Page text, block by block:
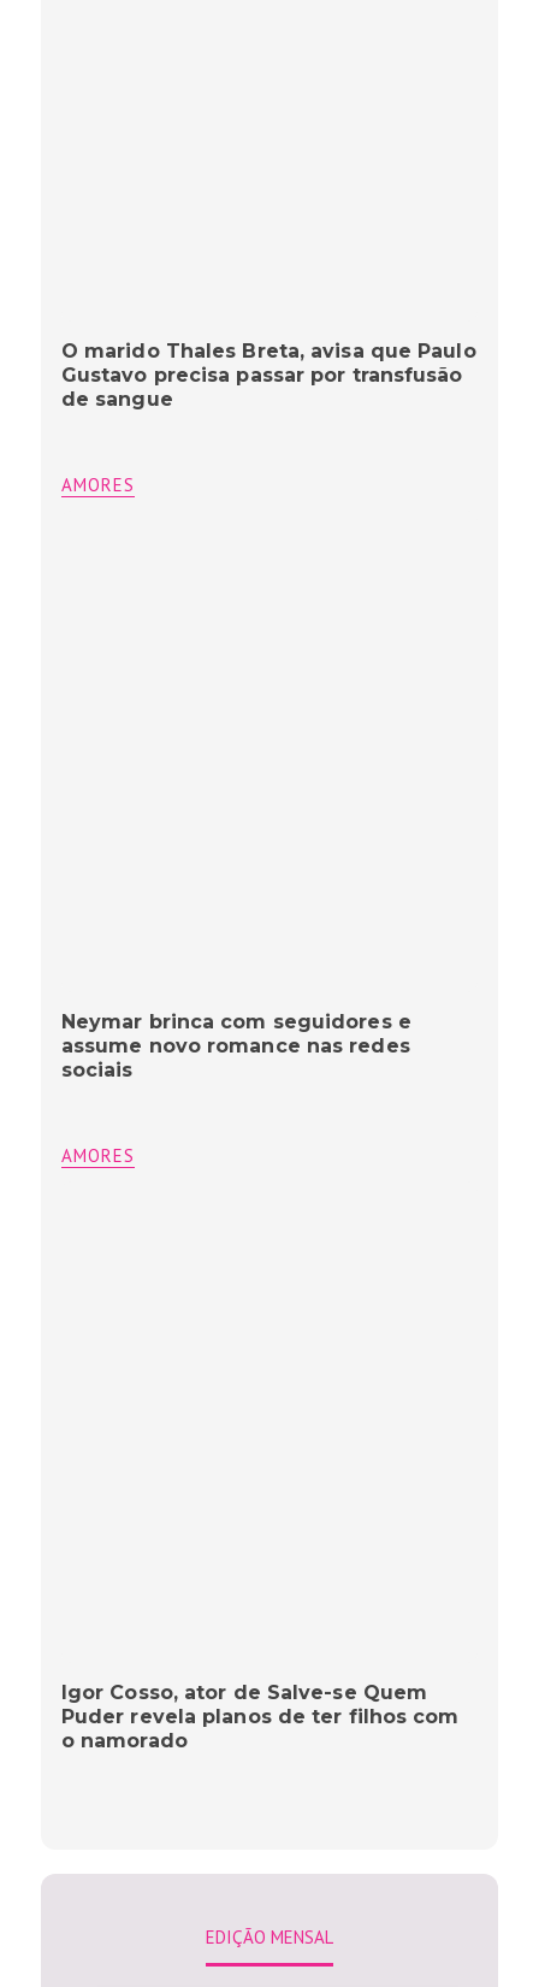
O marido Thales Breta, avisa que Paulo
Gustavo precisa passar por transfusão
de sangue
AMORES
Neymar brinca com seguidores e
assume novo romance nas redes
sociais
AMORES
Igor Cosso, ator de Salve-se Quem
Puder revela planos de ter filhos com
o namorado
EDIÇÃO MENSAL